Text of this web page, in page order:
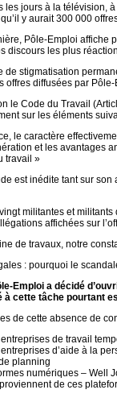
les jours à la télévision,
y aurait 300 000
Pôle-Emploi affiche
discours les plus
de stigmatisation
offres diffusées par
le Code du Travail
sur les éléments
le caractère
et les avantages
travail »
est inédite tant sur
militantes et
affichées sur
de travaux, notre
: pourquoi le
Emploi a décidé
à cette tâche pourtant
de cette absence de
de travail
d’aide à la
planning
numériques – Well
de ces